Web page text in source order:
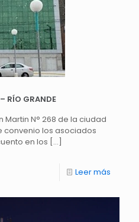
RÍO GRANDE
N° 268 de la ciudad
convenio los asociados
en los […]
Leer más